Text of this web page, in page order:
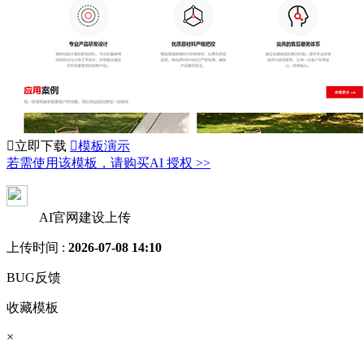
立即下载 模板演示
若需使用该模板，请购买AI 授权 >>
AI官网建设上传
上传时间 : 2026-07-08 14:10
BUG反馈
收藏模板
×